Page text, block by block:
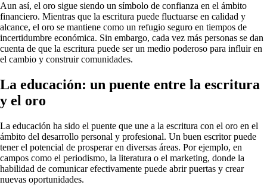
Aun así, el oro sigue siendo un símbolo de confianza en el ámbito
financiero. Mientras que la escritura puede fluctuarse en calidad y
alcance, el oro se mantiene como un refugio seguro en tiempos de
incertidumbre económica. Sin embargo, cada vez más personas se dan
cuenta de que la escritura puede ser un medio poderoso para influir en
el cambio y construir comunidades.
La educación: un puente entre la escritura
y el oro
La educación ha sido el puente que une a la escritura con el oro en el
ámbito del desarrollo personal y profesional. Un buen escritor puede
tener el potencial de prosperar en diversas áreas. Por ejemplo, en
campos como el periodismo, la literatura o el marketing, donde la
habilidad de comunicar efectivamente puede abrir puertas y crear
nuevas oportunidades.